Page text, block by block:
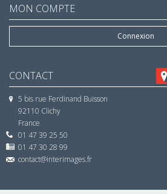
MON COMPTE
Connexion
CONTACT
5 bis rue Ferdinand Buisson
92110 Clichy
France
01 47 39 25 50
01 47 30 28 99
contact@interimages.fr